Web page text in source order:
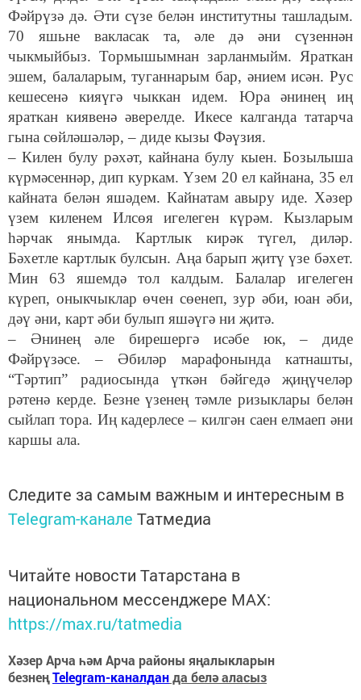
Фәйрүзә дә. Әти сүзе белән институтны ташладым.
70 яшьне вакласак та, әле дә әни сүзеннән
чыкмыйбыз. Тормышымнан зарланмыйм. Яраткан
эшем, балаларым, туганнарым бар, әнием исән. Рус
кешесенә кияүгә чыккан идем. Юра әнинең иң
яраткан киявенә әверелде. Икесе калганда татарча
гына сөйләшәләр, – диде кызы Фәүзия.
– Килен булу рәхәт, кайнана булу кыен. Бозылыша
күрмәсеннәр, дип куркам. Үзем 20 ел кайнана, 35 ел
кайната белән яшәдем. Кайнатам авыру иде. Хәзер
үзем киленем Илсөя игелеген күрәм. Кызларым
һәрчак янымда. Картлык кирәк түгел, диләр.
Бәхетле картлык булсын. Аңа барып җитү үзе бәхет.
Мин 63 яшемдә тол калдым. Балалар игелеген
күреп, оныкчыклар өчен сөенеп, зур әби, юан әби,
дәү әни, карт әби булып яшәүгә ни җитә.
– Әнинең әле бирешергә исәбе юк, – диде
Фәйрүзәсе. – Әбиләр марафонында катнашты,
“Тәртип” радиосында үткән бәйгедә җиңүчеләр
рәтенә керде. Безне үзенең тәмле ризыклары белән
сыйлап тора. Иң кадерлесе – килгән саен елмаеп әни
каршы ала.
Следите за самым важным и интересным в
Telegram-канале Татмедиа
Читайте новости Татарстана в
национальном мессенджере MАХ:
https://max.ru/tatmedia
Хәзер Арча һәм Арча районы яңалыкларын
безнеңTelegram-каналданда белә аласыз